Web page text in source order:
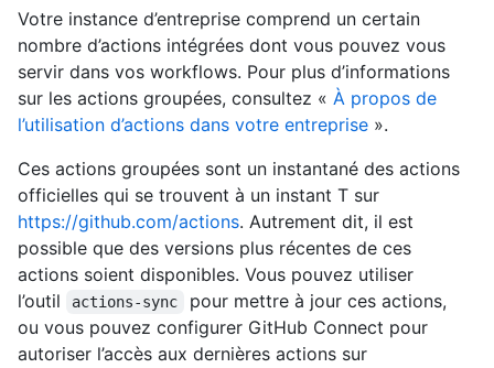
Votre instance d’entreprise comprend un certain
nombre d’actions intégrées dont vous pouvez vous
servir dans vos workflows. Pour plus d’informations
sur les actions groupées, consultez « À propos de
l’utilisation d’actions dans votre entreprise ».
Ces actions groupées sont un instantané des actions
officielles qui se trouvent à un instant T sur
https://github.com/actions. Autrement dit, il est
possible que des versions plus récentes de ces
actions soient disponibles. Vous pouvez utiliser
l’outil
actions-sync
pour mettre à jour ces actions,
ou vous pouvez configurer GitHub Connect pour
autoriser l’accès aux dernières actions sur